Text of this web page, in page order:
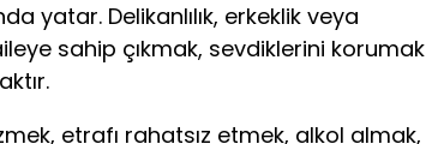
yatar. Delikanlılık, erkeklik veya
sahip çıkmak, sevdiklerini korumak
etrafı rahatsız etmek, alkol almak,